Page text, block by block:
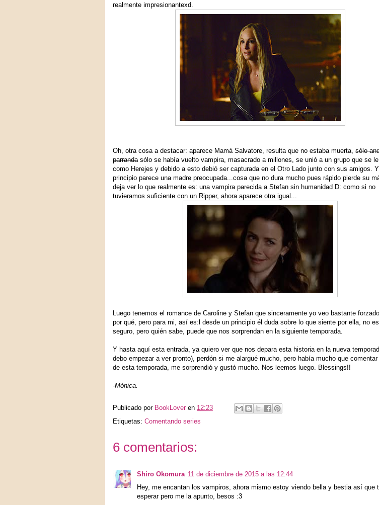
realmente impresionantexd.
Oh, otra cosa a destacar: aparece Mamá Salvatore, resulta que no estaba muerta, sólo
parranda sólo se había vuelto vampira, masacrado a millones, se unió a un grupo que se
como Herejes y debido a esto debió ser capturada en el Otro Lado junto con sus amigos. Y
principio parece una madre preocupada...cosa que no dura mucho pues rápido pierde su
deja ver lo que realmente es: una vampira parecida a Stefan sin humanidad D: como si no
tuvieramos suficiente con un Ripper, ahora aparece otra igual...
Luego tenemos el romance de Caroline y Stefan que sinceramente yo veo bastante
por qué, pero para mi, así es:l desde un principio él duda sobre lo que siente por ella, no
seguro, pero quién sabe, puede que nos sorprendan en la siguiente temporada.
Y hasta aquí esta entrada, ya quiero ver que nos depara esta historia en la nueva
debo empezar a ver pronto), perdón si me alargué mucho, pero había mucho que
de esta temporada, me sorprendió y gustó mucho. Nos leemos luego. Blessings!!
-Mónica.
Publicado por BookLover en 12:23
Etiquetas: Comentando series
6 comentarios:
Shiro Okomura 11 de diciembre de 2015 a las 12:44
Hey, me encantan los vampiros, ahora mismo estoy viendo bella y bestia así que
esperar pero me la apunto, besos :3